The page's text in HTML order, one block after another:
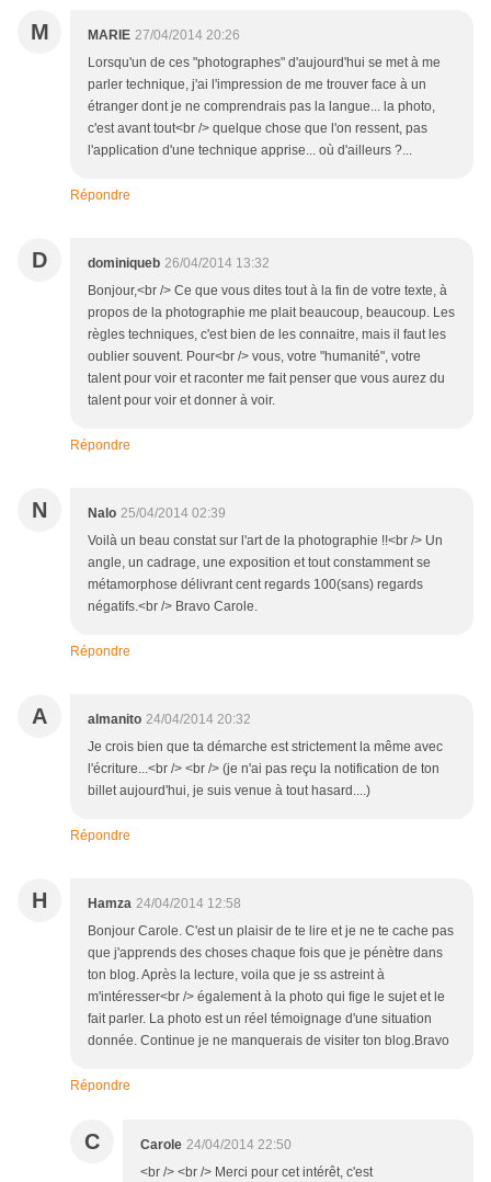
M MARIE 27/04/2014 20:26
Lorsqu'un de ces "photographes" d'aujourd'hui se met à me
parler technique, j'ai l'impression de me trouver face à un
étranger dont je ne comprendrais pas la langue... la photo,
c'est avant tout<br /> quelque chose que l'on ressent, pas
l'application d'une technique apprise... où d'ailleurs ?...
Répondre
D dominiqueb 26/04/2014 13:32
Bonjour,<br /> Ce que vous dites tout à la fin de votre texte, à
propos de la photographie me plait beaucoup, beaucoup. Les
règles techniques, c'est bien de les connaitre, mais il faut les
oublier souvent. Pour<br /> vous, votre "humanité", votre
talent pour voir et raconter me fait penser que vous aurez du
talent pour voir et donner à voir.
Répondre
N Nalo 25/04/2014 02:39
Voilà un beau constat sur l'art de la photographie !!<br /> Un
angle, un cadrage, une exposition et tout constamment se
métamorphose délivrant cent regards 100(sans) regards
négatifs.<br /> Bravo Carole.
Répondre
A almanito 24/04/2014 20:32
Je crois bien que ta démarche est strictement la même avec
l'écriture...<br /> <br /> (je n'ai pas reçu la notification de ton
billet aujourd'hui, je suis venue à tout hasard....)
Répondre
H Hamza 24/04/2014 12:58
Bonjour Carole. C'est un plaisir de te lire et je ne te cache pas
que j'apprends des choses chaque fois que je pénètre dans
ton blog. Après la lecture, voila que je ss astreint à
m'intéresser<br /> également à la photo qui fige le sujet et le
fait parler. La photo est un réel témoignage d'une situation
donnée. Continue je ne manquerais de visiter ton blog.Bravo
Répondre
C Carole 24/04/2014 22:50
<br /> <br /> Merci pour cet intérêt, c'est